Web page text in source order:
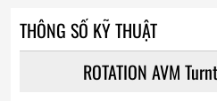
THÔNG SỐ KỸ THUẬT
ROTATION AVM